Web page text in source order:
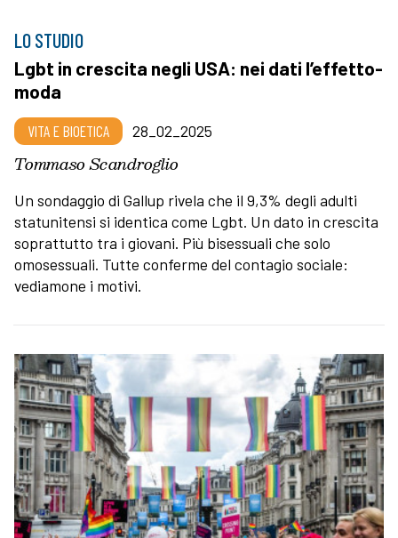
LO STUDIO
Lgbt in crescita negli USA: nei dati l’effetto-
moda
VITA E BIOETICA 28_02_2025
Tommaso Scandroglio
Un sondaggio di Gallup rivela che il 9,3% degli adulti
statunitensi si identica come Lgbt. Un dato in crescita
soprattutto tra i giovani. Più bisessuali che solo
omosessuali. Tutte conferme del contagio sociale:
vediamone i motivi.